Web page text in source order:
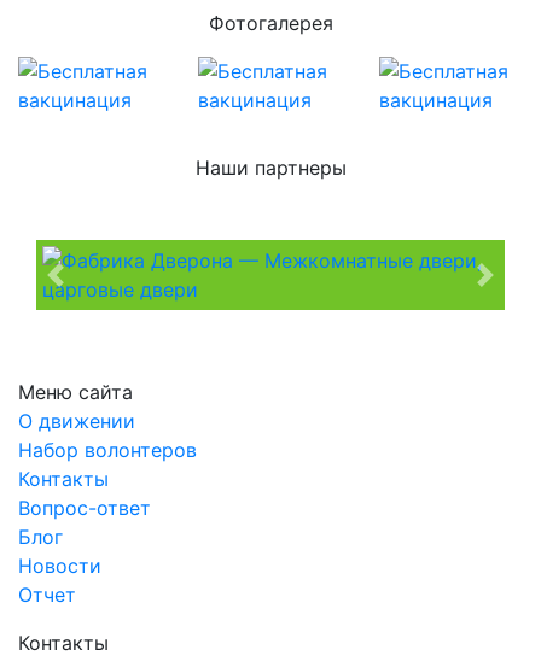
Фотогалерея
Наши партнеры
Previous Next
Меню сайта
О движении
Набор волонтеров
Контакты
Вопрос-ответ
Блог
Новости
Отчет
Контакты